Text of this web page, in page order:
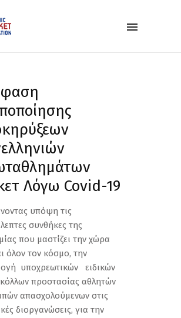
Λόγω Covid-19
υπόψη τις
συνθήκες της
που μαστίζει την χώρα
όλον τον κόσμο, την
υποχρεωτικών ειδικών
προστασίας αθλητών
απασχολούμενων στις
διοργανώσεις, για την